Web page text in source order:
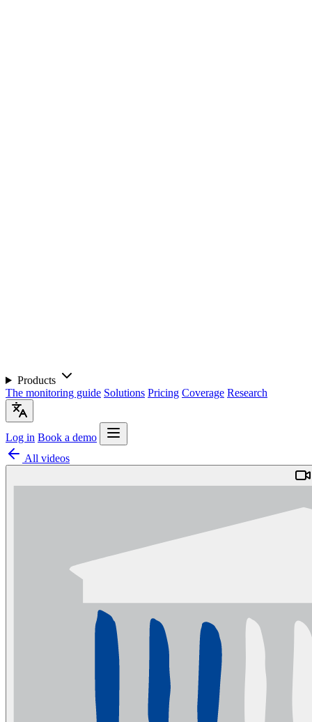
Products
The monitoring guide Solutions Pricing Coverage Research
Log in Book a demo
All videos